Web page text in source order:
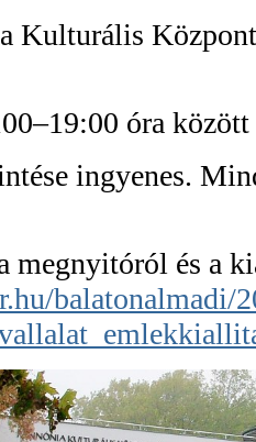
Kulturális
óra között
ingyenes.
megnyitóról és a
balatonalmadi/